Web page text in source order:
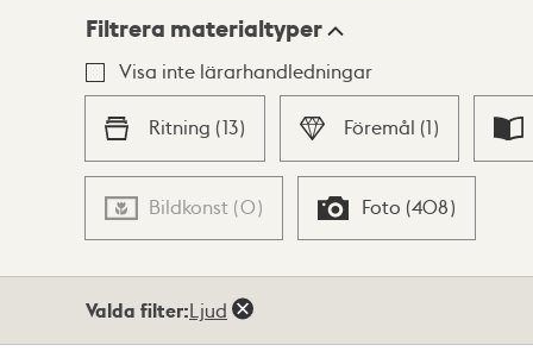
Lista Karta
Filtrera materialtyper
Visa inte lärarhandledningar
Ritning (13) Föremål (1)
Bildkonst (0) Foto (408)
Valda filter:Ljud